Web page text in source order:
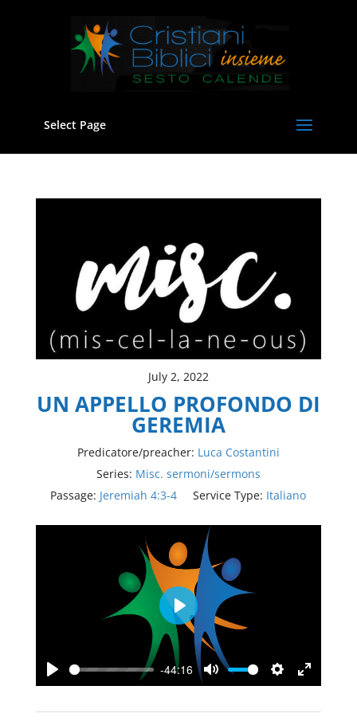
Select Page
July 2, 2022
UN APPELLO PROFONDO DI
GEREMIA
Predicatore/preacher: Luca Costantini
Series: Misc. sermoni/sermons
Passage: Jeremiah 4:3-4 Service Type: Italiano
Play
-44:16
Mute Settings
Enter
Play